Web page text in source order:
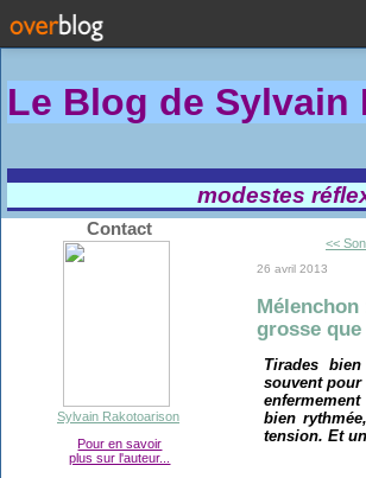
Le Blog de Sylvain
modestes
Contact
Sylvain Rakotoarison
Pour en savoir
plus sur l'auteur...
<<
26 avril 2013
grosse
Tirades
souvent
bien
tension. Et